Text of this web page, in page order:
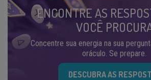
ENCONTRE AS
VOCÊ
Concentre sua energia na sua
oráculo. Se prepare.
DESCUBRA AS